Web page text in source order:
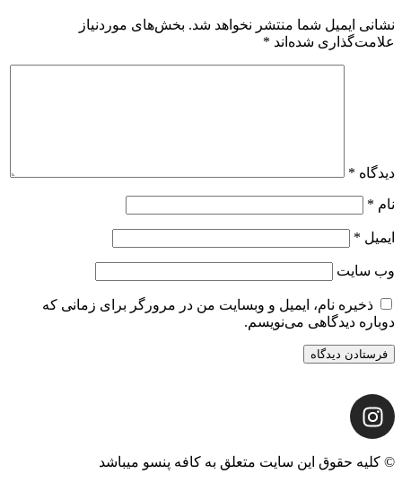
نشانی ایمیل شما منتشر نخواهد شد. بخش‌های موردنیاز
علامت‌گذاری شده‌اند *
دیدگاه *
نام *
ایمیل *
وب‌ سایت
ذخیره نام، ایمیل و وبسایت من در مرورگر برای زمانی که
دوباره دیدگاهی می‌نویسم.
© کلیه حقوق این سایت متعلق به کافه پنسو میباشد